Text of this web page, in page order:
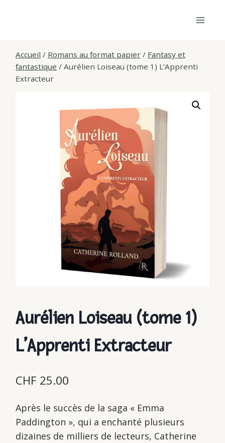
Accueil / Romans au format papier / Fantasy et
fantastique / Aurélien Loiseau (tome 1) L’Apprenti
Extracteur
Aurélien Loiseau (tome 1)
L’Apprenti Extracteur
CHF 25.00
Après le succès de la saga « Emma
Paddington », qui a enchanté plusieurs
dizaines de milliers de lecteurs, Catherine